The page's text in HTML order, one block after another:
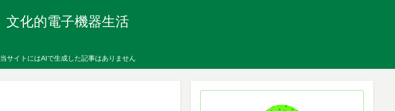
文化的電子機器生活
当サイトにはAIで生成した記事はありません